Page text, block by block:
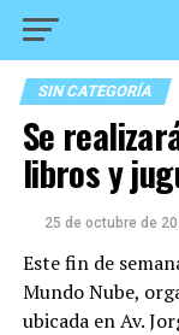
SIN CATEGORÍA
Se
libros y
25 de octubre de
Este fin de
Mundo Nube,
ubicada en Av.